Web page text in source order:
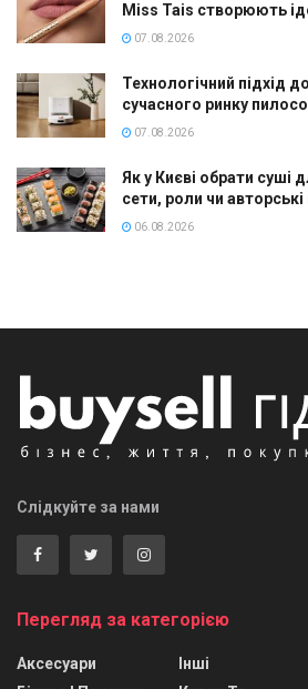
Miss Tais створюють
07.08.2026
Технологічний підхід
сучасного ринку
07.08.2026
Як у Києві обрати суші
сети, роли чи
06.08.2026
Слідкуйте за нами
Перегляд за категорією
Аксесуари
Інші